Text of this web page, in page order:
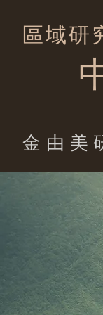
區域研
中
金由美